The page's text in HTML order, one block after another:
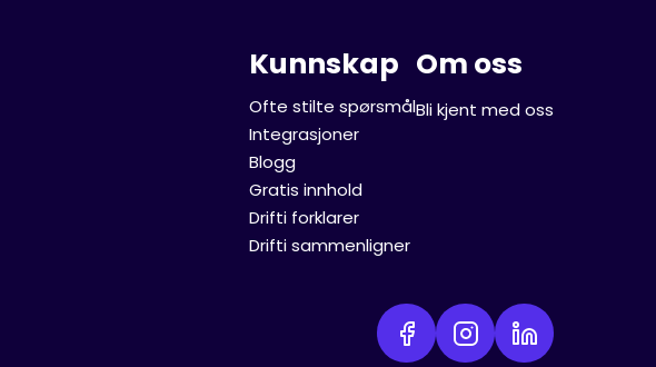
Kunnskap
Ofte stilte spørsmål
Integrasjoner
Blogg
Gratis innhold
Drifti forklarer
Drifti sammenligner
Om oss
Bli kjent med oss